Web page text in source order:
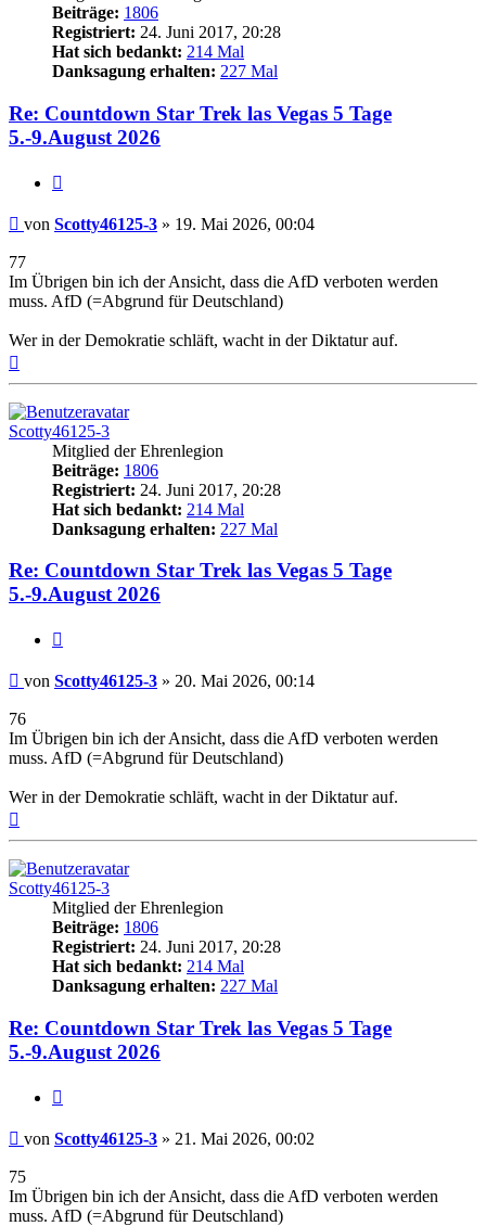
Beiträge: 1806
Registriert: 24. Juni 2017, 20:28
Hat sich bedankt: 214 Mal
Danksagung erhalten: 227 Mal
Re: Countdown Star Trek las Vegas 5 Tage
5.-9.August 2026
Beitrag
von Scotty46125-3 » 19. Mai 2026, 00:04
77
Im Übrigen bin ich der Ansicht, dass die AfD verboten werden
muss. AfD (=Abgrund für Deutschland)
Wer in der Demokratie schläft, wacht in der Diktatur auf.
Scotty46125-3
Mitglied der Ehrenlegion
Beiträge: 1806
Registriert: 24. Juni 2017, 20:28
Hat sich bedankt: 214 Mal
Danksagung erhalten: 227 Mal
Re: Countdown Star Trek las Vegas 5 Tage
5.-9.August 2026
Beitrag
von Scotty46125-3 » 20. Mai 2026, 00:14
76
Im Übrigen bin ich der Ansicht, dass die AfD verboten werden
muss. AfD (=Abgrund für Deutschland)
Wer in der Demokratie schläft, wacht in der Diktatur auf.
Scotty46125-3
Mitglied der Ehrenlegion
Beiträge: 1806
Registriert: 24. Juni 2017, 20:28
Hat sich bedankt: 214 Mal
Danksagung erhalten: 227 Mal
Re: Countdown Star Trek las Vegas 5 Tage
5.-9.August 2026
Beitrag
von Scotty46125-3 » 21. Mai 2026, 00:02
75
Im Übrigen bin ich der Ansicht, dass die AfD verboten werden
muss. AfD (=Abgrund für Deutschland)